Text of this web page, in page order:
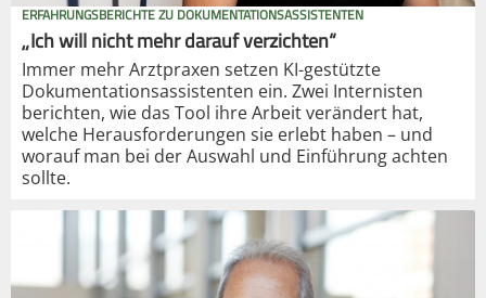
ERFAHRUNGSBERICHTE ZU DOKUMENTATIONSASSISTENTEN
„Ich will nicht mehr darauf verzichten“
Immer mehr Arztpraxen setzen KI-gestützte
Dokumentationsassistenten ein. Zwei Internisten
berichten, wie das Tool ihre Arbeit verändert hat,
welche Herausforderungen sie erlebt haben – und
worauf man bei der Auswahl und Einführung achten
sollte.